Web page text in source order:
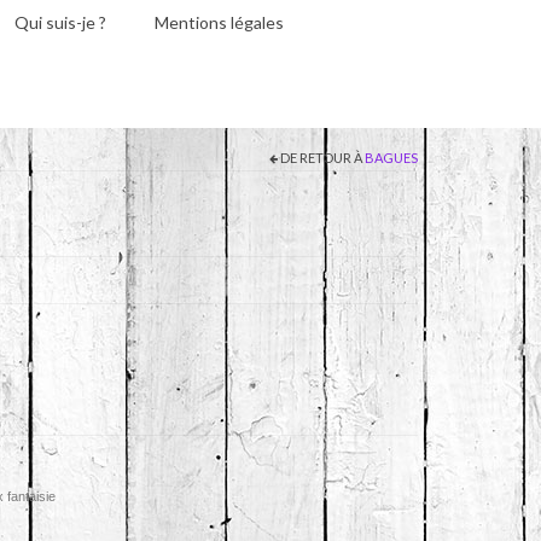
Qui suis-je ? Mentions légales
DE RETOUR À BAGUES
fantaisie